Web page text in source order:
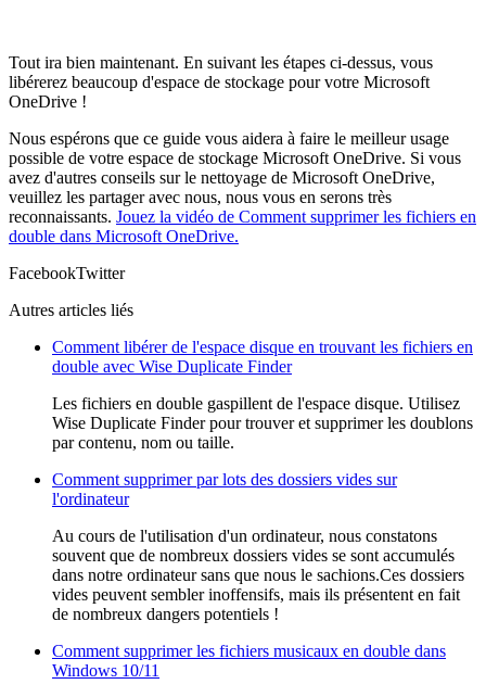
Tout ira bien maintenant. En suivant les étapes ci-dessus, vous
libérerez beaucoup d'espace de stockage pour votre Microsoft
OneDrive !
Nous espérons que ce guide vous aidera à faire le meilleur usage
possible de votre espace de stockage Microsoft OneDrive. Si vous
avez d'autres conseils sur le nettoyage de Microsoft OneDrive,
veuillez les partager avec nous, nous vous en serons très
reconnaissants. Jouez la vidéo de Comment supprimer les fichiers en
double dans Microsoft OneDrive.
FacebookTwitter
Autres articles liés
Comment libérer de l'espace disque en trouvant les fichiers en
double avec Wise Duplicate Finder
Les fichiers en double gaspillent de l'espace disque. Utilisez
Wise Duplicate Finder pour trouver et supprimer les doublons
par contenu, nom ou taille.
Comment supprimer par lots des dossiers vides sur
l'ordinateur
Au cours de l'utilisation d'un ordinateur, nous constatons
souvent que de nombreux dossiers vides se sont accumulés
dans notre ordinateur sans que nous le sachions.Ces dossiers
vides peuvent sembler inoffensifs, mais ils présentent en fait
de nombreux dangers potentiels !
Comment supprimer les fichiers musicaux en double dans
Windows 10/11